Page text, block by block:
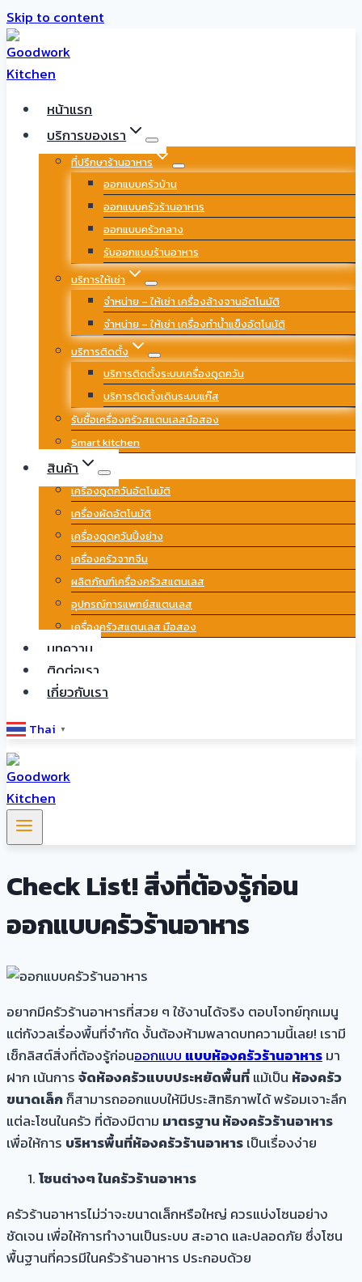
Skip to content
หน้าแรก
บริการของเรา
ที่ปรึกษาร้านอาหาร
ออกแบบครัวบ้าน
ออกแบบครัวร้านอาหาร
ออกแบบครัวกลาง
รับออกแบบร้านอาหาร
บริการให้เช่า
จำหน่าย – ให้เช่า เครื่องล้างจานอัตโนมัติ
จำหน่าย – ให้เช่า เครื่องทำน้ำแข็งอัตโนมัติ
บริการติดตั้ง
บริการติดตั้งระบบเครื่องดูดควัน
บริการติดตั้งเดินระบบแก๊ส
รับซื้อเครื่องครัวสแตนเลสมือสอง
Smart kitchen
สินค้า
เครื่องดูดควันอัตโนมัติ
เครื่องผัดอัตโนมัติ
เครื่องดูดควันปิ้งย่าง
เครื่องครัวจากจีน
ผลิตภัณฑ์เครื่องครัวสแตนเลส
อุปกรณ์การแพทย์สแตนเลส
เครื่องครัวสแตนเลส มือสอง
บทความ
ติดต่อเรา
เกี่ยวกับเรา
Thai ▼
Check List! สิ่งที่ต้องรู้ก่อน
ออกแบบครัวร้านอาหาร
อยากมีครัวร้านอาหารที่สวย ๆ ใช้งานได้จริง ตอบโจทย์ทุกเมนู
แต่กังวลเรื่องพื้นที่จำกัด งั้นต้องห้ามพลาดบทความนี้เลย! เรามี
เช็กลิสต์สิ่งที่ต้องรู้ก่อนออกแบบ แบบห้องครัวร้านอาหารมา
ฝาก เน้นการจัดห้องครัวแบบประหยัดพื้นที่แม้เป็น ห้องครัว
ขนาดเล็กก็สามารถออกแบบให้มีประสิทธิภาพได้ พร้อมเจาะลึก
แต่ละโซนในครัว ที่ต้องมีตาม มาตรฐาน ห้องครัวร้านอาหาร
เพื่อให้การ บริหารพื้นที่ห้องครัวร้านอาหารเป็นเรื่องง่าย
โซนต่างๆ ในครัวร้านอาหาร
ครัวร้านอาหารไม่ว่าจะขนาดเล็กหรือใหญ่ ควรแบ่งโซนอย่าง
ชัดเจน เพื่อให้การทำงานเป็นระบบ สะอาด และปลอดภัย ซึ่งโซน
พื้นฐานที่ควรมีในครัวร้านอาหาร ประกอบด้วย